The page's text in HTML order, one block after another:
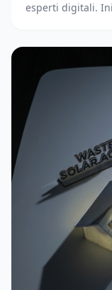
esperti digitali.